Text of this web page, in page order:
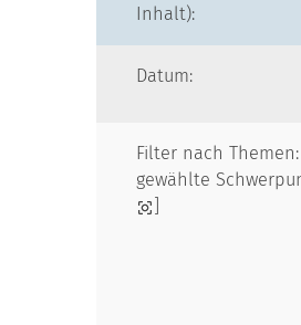
Inhalt):
Datum:
Filter nach Themen:
gewählte